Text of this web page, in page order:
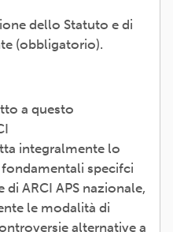
dello Statuto e di
(obbligatorio).
a questo
integralmente lo
specifci
ARCI APS nazionale,
le modalità di
alternative a